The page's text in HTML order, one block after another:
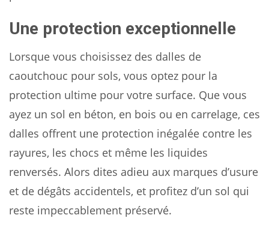
Une protection exceptionnelle
Lorsque vous choisissez des dalles de
caoutchouc pour sols, vous optez pour la
protection ultime pour votre surface. Que vous
ayez un sol en béton, en bois ou en carrelage, ces
dalles offrent une protection inégalée contre les
rayures, les chocs et même les liquides
renversés. Alors dites adieu aux marques d’usure
et de dégâts accidentels, et profitez d’un sol qui
reste impeccablement préservé.